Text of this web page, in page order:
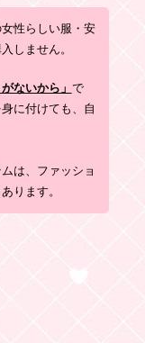
性らしい服・安
しません。​
ないから」 で
に付けても、自
は、ファッショ
ります。